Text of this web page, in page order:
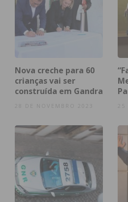
condições
Nova creche para 60
crianças vai ser
construída em Gandra